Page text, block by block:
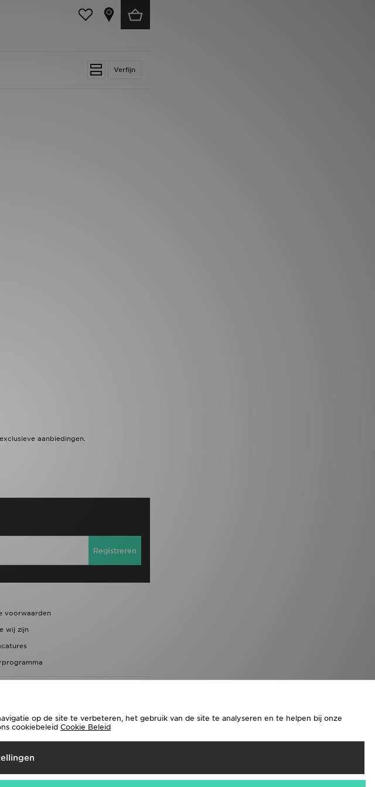
Verfijn
aanbiedingen.
Registreren
voorwaarden
wij zijn
op de site te verbeteren, het gebruik van de site te analyseren en te helpen bij onze
cookiebeleid Cookie Beleid